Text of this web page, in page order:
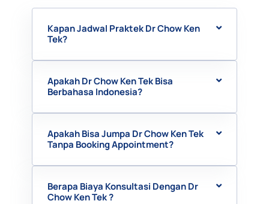
Kapan Jadwal Praktek Dr Chow Ken
Tek?
Apakah Dr Chow Ken Tek Bisa
Berbahasa Indonesia?
Apakah Bisa Jumpa Dr Chow Ken Tek
Tanpa Booking Appointment?
Berapa Biaya Konsultasi Dengan Dr
Chow Ken Tek ?